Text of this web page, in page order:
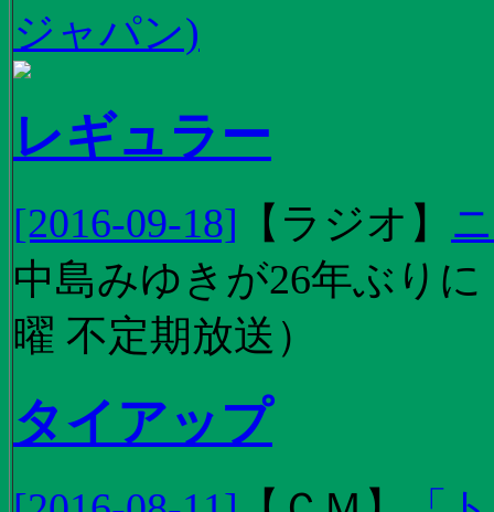
ジャパン)
レギュラー
[2016-09-18] 【 ラジオ 】
中島みゆきが26年ぶり
曜 不定期放送）
タイアップ